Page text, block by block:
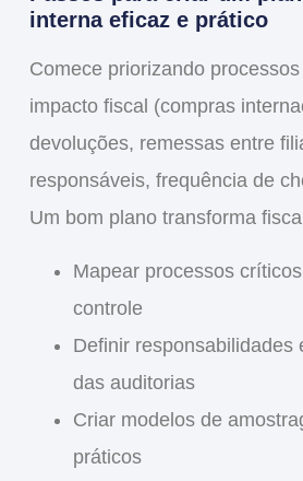
interna eficaz e prático
Comece priorizando
impacto fiscal (compras
devoluções, remessas entre
responsáveis, frequência de
Um bom plano transforma
Mapear processos
controle
Definir responsabilidades
das auditorias
Criar modelos de
práticos